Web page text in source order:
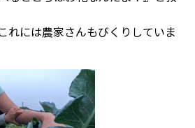
れには農家さんもびくりしていま